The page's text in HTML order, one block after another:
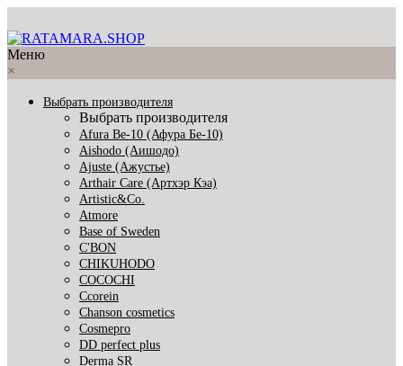
Меню
×
Выбрать производителя
Выбрать производителя
Afura Be-10 (Афура Бе-10)
Aishodo (Аишодо)
Ajuste (Ажустье)
Arthair Care (Артхэр Кэа)
Artistic&Co.
Atmore
Base of Sweden
C'BON
CHIKUHODO
COCOCHI
Ccorein
Chanson cosmetics
Cosmepro
DD perfect plus
Derma SR